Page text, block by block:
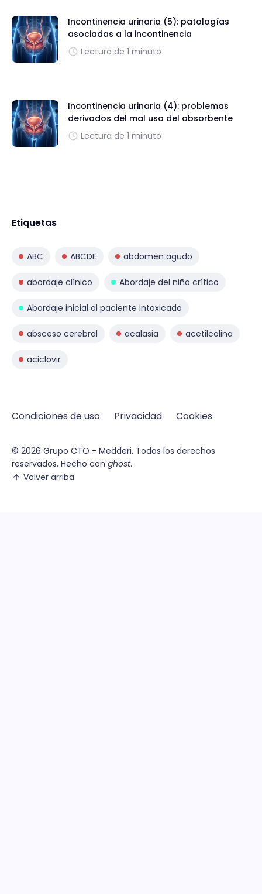
Incontinencia urinaria (5): patologías
asociadas a la incontinencia
Lectura de 1 minuto
Incontinencia urinaria (4): problemas
derivados del mal uso del absorbente
Lectura de 1 minuto
Etiquetas
ABC ABCDE abdomen agudo
abordaje clínico Abordaje del niño crítico
Abordaje inicial al paciente intoxicado
absceso cerebral acalasia acetilcolina
aciclovir
Condiciones de uso Privacidad Cookies
© 2026 Grupo CTO - Medderi. Todos los derechos
reservados. Hecho con ghost.
Volver arriba